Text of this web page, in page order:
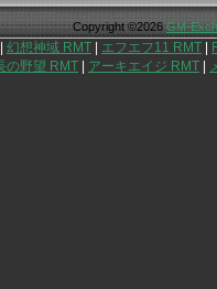
Copyright ©2026GM-
幻想神域 RMT エフエフ11 RMT
の野望 RMT アーキエイジ RMT